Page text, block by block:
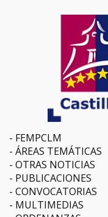
FEMPCLM
ÁREAS TEMÁTICAS
OTRAS NOTICIAS
PUBLICACIONES
CONVOCATORIAS
MULTIMEDIAS